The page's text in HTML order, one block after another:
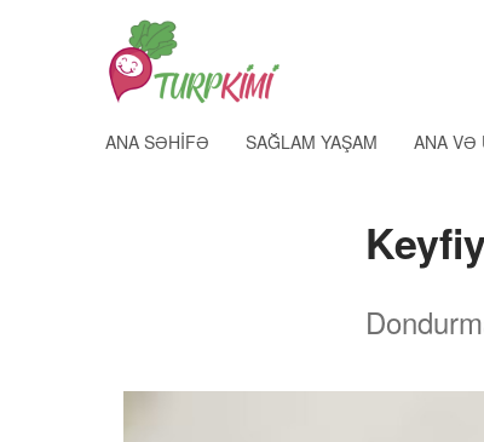
ANA SƏHIFƏ SAĞLAM YAŞAM ANA VƏ